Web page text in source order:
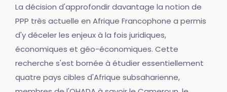
La décision d'approfondir davantage la notion de
PPP très actuelle en Afrique Francophone a permis
d'y déceler les enjeux à la fois juridiques,
économiques et géo-économiques. Cette
recherche s'est bornée à étudier essentiellement
quatre pays cibles d'Afrique subsaharienne,